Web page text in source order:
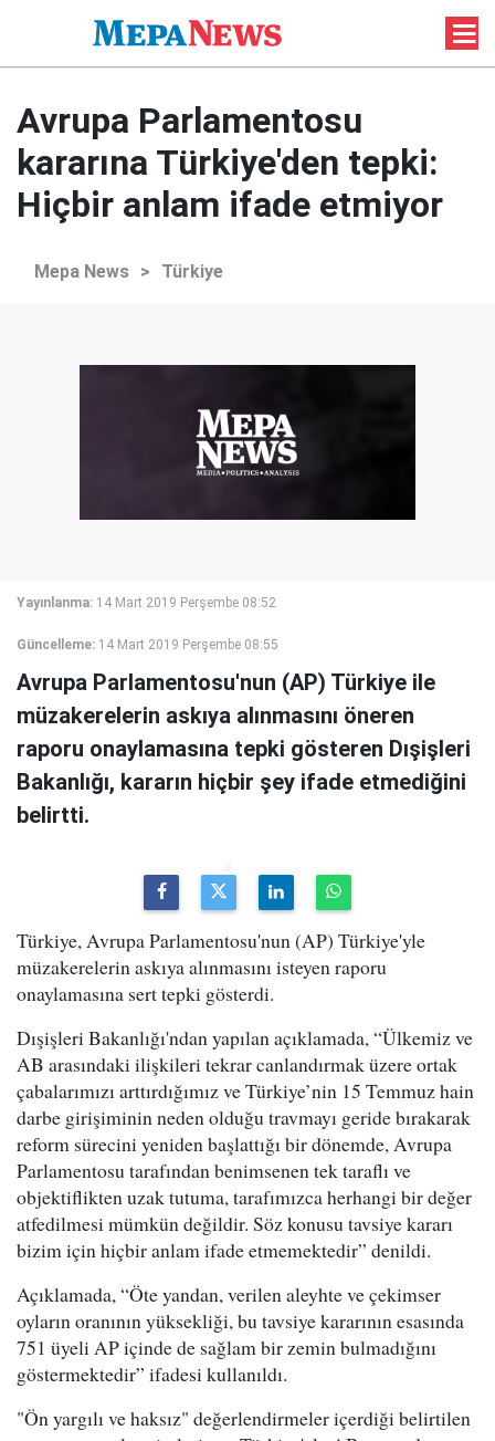
Avrupa Parlamentosu
kararına Türkiye'den tepki:
Hiçbir anlam ifade etmiyor
Mepa News > Türkiye
Yayınlanma: 14 Mart 2019 Perşembe 08:52
Güncelleme: 14 Mart 2019 Perşembe 08:55
Avrupa Parlamentosu'nun (AP) Türkiye ile
müzakerelerin askıya alınmasını öneren
raporu onaylamasına tepki gösteren Dışişleri
Bakanlığı, kararın hiçbir şey ifade etmediğini
belirtti.
Türkiye, Avrupa Parlamentosu'nun (AP) Türkiye'yle
müzakerelerin askıya alınmasını isteyen raporu
onaylamasına sert tepki gösterdi.
Dışişleri Bakanlığı'ndan yapılan açıklamada, “Ülkemiz ve
AB arasındaki ilişkileri tekrar canlandırmak üzere ortak
çabalarımızı arttırdığımız ve Türkiye’nin 15 Temmuz hain
darbe girişiminin neden olduğu travmayı geride bırakarak
reform sürecini yeniden başlattığı bir dönemde, Avrupa
Parlamentosu tarafından benimsenen tek taraflı ve
objektiflikten uzak tutuma, tarafımızca herhangi bir değer
atfedilmesi mümkün değildir. Söz konusu tavsiye kararı
bizim için hiçbir anlam ifade etmemektedir” denildi.
Açıklamada, “Öte yandan, verilen aleyhte ve çekimser
oyların oranının yüksekliği, bu tavsiye kararının esasında
751 üyeli AP içinde de sağlam bir zemin bulmadığını
göstermektedir” ifadesi kullanıldı.
"Ön yargılı ve haksız" değerlendirmeler içerdiği belirtilen